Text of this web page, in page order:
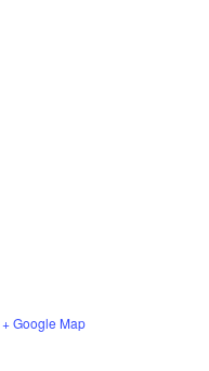
+ Google Map